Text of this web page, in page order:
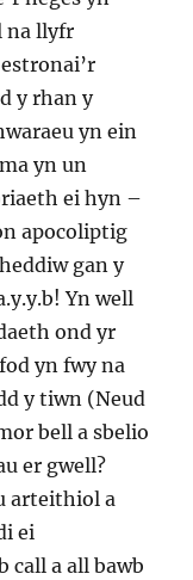
na llyfr
y rhan y
yn ein
yn un
ei hyn –
apocoliptig
gan y
Yn well
ond yr
yn fwy na
y tiwn (Neud
bell a sbelio
er gwell?
arteithiol a
ei
call a all bawb